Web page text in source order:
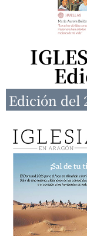
Edición del